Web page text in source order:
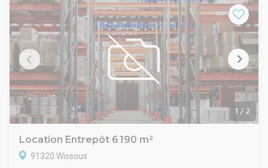
Fibre optique
Autorisation 1510
1 / 2
Location Entrepôt 6 190 m²
91320 Wissous